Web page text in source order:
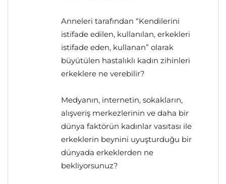
Anneleri tarafından “Kendilerini
istifade edilen, kullanılan, erkekleri
istifade eden, kullanan” olarak
büyütülen hastalıklı kadın zihinleri
erkeklere ne verebilir?
Medyanın, internetin, sokakların,
alışveriş merkezlerinin ve daha bir
dünya faktörün kadınlar vasıtası ile
erkeklerin beynini uyuşturduğu bir
dünyada erkeklerden ne
bekliyorsunuz?